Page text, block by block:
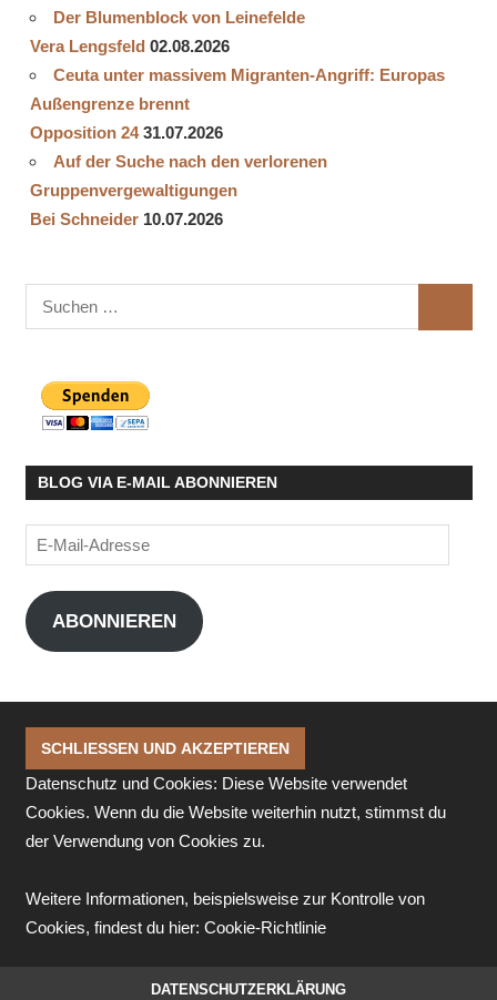
Der Blumenblock von Leinefelde
Vera Lengsfeld 02.08.2026
Ceuta unter massivem Migranten-Angriff: Europas
Außengrenze brennt
Opposition 24 31.07.2026
Auf der Suche nach den verlorenen
Gruppenvergewaltigungen
Bei Schneider 10.07.2026
Suchen
nach:
BLOG VIA E-MAIL ABONNIEREN
E-
Mail-
Adresse
ABONNIEREN
Datenschutz und Cookies: Diese Website verwendet
Cookies. Wenn du die Website weiterhin nutzt, stimmst du
der Verwendung von Cookies zu.
Weitere Informationen, beispielsweise zur Kontrolle von
Cookies, findest du hier: Cookie-Richtlinie
DATENSCHUTZERKLÄRUNG